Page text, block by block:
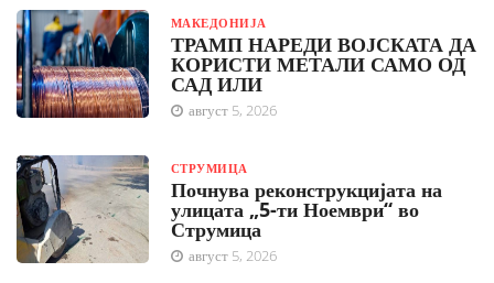
МАКЕДОНИЈА
ТРАМП НАРЕДИ ВОЈСКАТА ДА
КОРИСТИ МЕТАЛИ САМО ОД
САД ИЛИ
август 5, 2026
СТРУМИЦА
Почнува реконструкцијата на
улицата „5-ти Ноември“ во
Струмица
август 5, 2026